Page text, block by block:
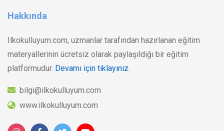
Hakkında
Ilkokulluyum.com, uzmanlar tarafından hazırlanan eğitim
materyallerinin ücretsiz olarak paylaşıldığı bir eğitim
platformudur. Devamı için tıklayınız.
bilgi@ilkokulluyum.com
www.ilkokulluyum.com